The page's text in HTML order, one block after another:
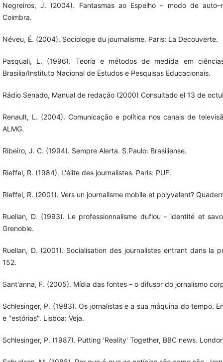
Negreiros, J. (2004). Fantasmas ao Espelho – modo de
Coimbra.
Néveu, É. (2004). Sociologie du journalisme. Paris: La Decouverte.
Pasquali, L. (1996). Teoría e métodos de medida em
Brasilia/Instituto Nacional de Estudos e Pesquisas Educacionais.
Rádio Senado, Manual de redação (2000) Consultado el 13 de
Renault, L. (2004). Comunicação e política nos canais de
ALMG.
Ribeiro, J. C. (1994). Sempre Alerta. S.Paulo: Brasiliense.
Rieffel, R. (1984). L'élite des journalistes. Paris: PUF.
Rieffel, R. (2001). Vers un journalisme mobile et polyvalent?
Ruellan, D. (1993). Le professionnalisme duflou – identité et
Grenoble.
Ruellan, D. (2001). Socialisation des journalistes entrant dans la
152.
Sant'anna, F. (2005). Mídia das fontes – o difusor do jornalismo
Schlesinger, P. (1983). Os jornalistas e a sua máquina do tempo.
e "estórias". Lisboa: Veja.
Schlesinger, P. (1987). Putting 'Reality' Together, BBC news.